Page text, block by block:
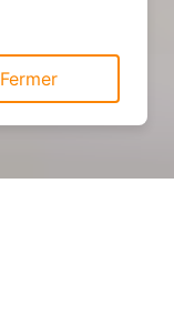
Fermer